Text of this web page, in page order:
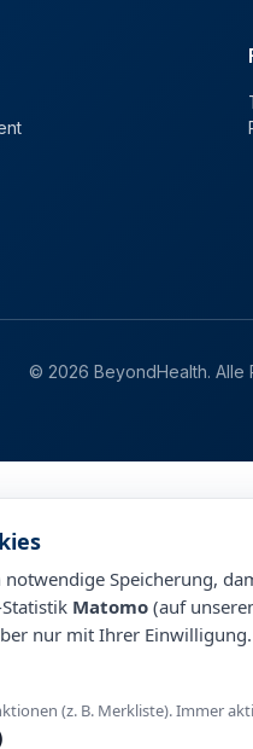
© 2026 BeyondHealth. Alle
Speicherung,
Matomo (auf
nur mit Ihrer
(z. B. Merkliste). Immer